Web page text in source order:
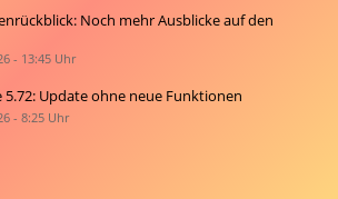
Noch mehr Ausblicke auf den
- 13:45 Uhr
5.72: Update ohne neue Funktionen
- 8:25 Uhr